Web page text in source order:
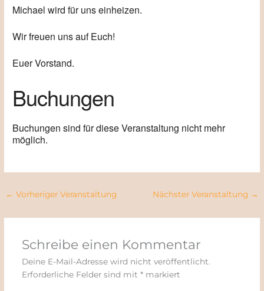
Michael wird für uns einheizen.
Wir freuen uns auf Euch!
Euer Vorstand.
Buchungen
Buchungen sind für diese Veranstaltung nicht mehr
möglich.
← Vorheriger Veranstaltung Nächster Veranstaltung →
Schreibe einen Kommentar
Deine E-Mail-Adresse wird nicht veröffentlicht.
Erforderliche Felder sind mit *markiert